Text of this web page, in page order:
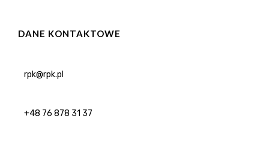
DANE KONTAKTOWE
rpk@rpk.pl
+48 76 878 31 37